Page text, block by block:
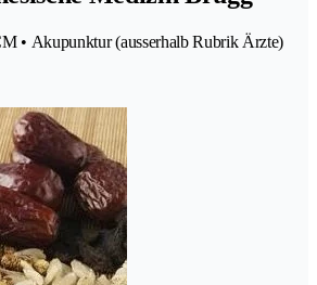
• Akupunktur (ausserhalb Rubrik Ärzte)